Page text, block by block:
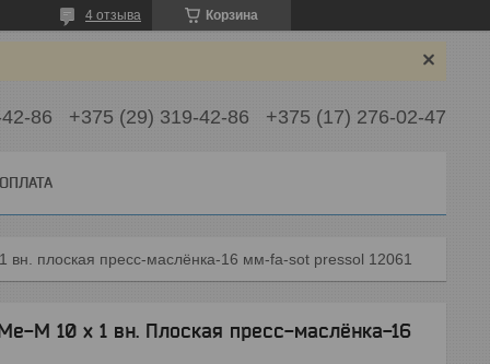
Корзина
4 отзыва
86 +375 (29) 319-42-86 +375 (17) 276-02-47
вн. плоская пресс-маслёнка-16 мм-fa-sot pressol 12061
M 10 x 1 вн. Плоская пресс-маслёнка-16